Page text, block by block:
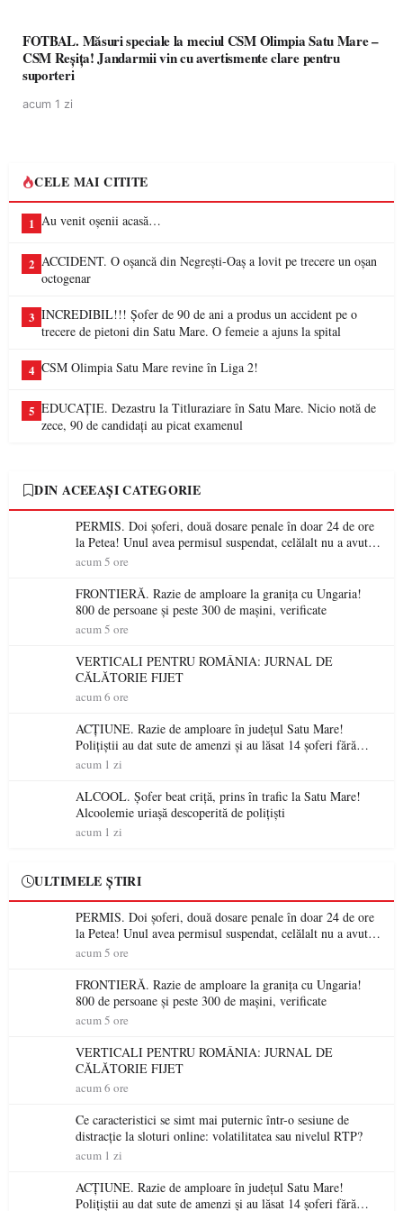
FOTBAL. Măsuri speciale la meciul CSM Olimpia Satu Mare –
CSM Reșița! Jandarmii vin cu avertismente clare pentru
suporteri
acum 1 zi
CELE MAI CITITE
1 Au venit oșenii acasă…
2 ACCIDENT. O oșancă din Negrești-Oaș a lovit pe trecere un oșan
octogenar
3 INCREDIBIL!!! Șofer de 90 de ani a produs un accident pe o
trecere de pietoni din Satu Mare. O femeie a ajuns la spital
4 CSM Olimpia Satu Mare revine în Liga 2!
5 EDUCAȚIE. Dezastru la Titluraziare în Satu Mare. Nicio notă de
zece, 90 de candidați au picat examenul
DIN ACEEAȘI CATEGORIE
PERMIS. Doi șoferi, două dosare penale în doar 24 de ore
la Petea! Unul avea permisul suspendat, celălalt nu a avut
niciodată permis
acum 5 ore
FRONTIERĂ. Razie de amploare la granița cu Ungaria!
800 de persoane și peste 300 de mașini, verificate
acum 5 ore
VERTICALI PENTRU ROMÂNIA: JURNAL DE
CĂLĂTORIE FIJET
acum 6 ore
ACȚIUNE. Razie de amploare în județul Satu Mare!
Polițiștii au dat sute de amenzi și au lăsat 14 șoferi fără
permis într-o singură zi
acum 1 zi
ALCOOL. Șofer beat criță, prins în trafic la Satu Mare!
Alcoolemie uriașă descoperită de polițiști
acum 1 zi
ULTIMELE ȘTIRI
PERMIS. Doi șoferi, două dosare penale în doar 24 de ore
la Petea! Unul avea permisul suspendat, celălalt nu a avut
niciodată permis
acum 5 ore
FRONTIERĂ. Razie de amploare la granița cu Ungaria!
800 de persoane și peste 300 de mașini, verificate
acum 5 ore
VERTICALI PENTRU ROMÂNIA: JURNAL DE
CĂLĂTORIE FIJET
acum 6 ore
Ce caracteristici se simt mai puternic într-o sesiune de
distracție la sloturi online: volatilitatea sau nivelul RTP?
acum 1 zi
ACȚIUNE. Razie de amploare în județul Satu Mare!
Polițiștii au dat sute de amenzi și au lăsat 14 șoferi fără